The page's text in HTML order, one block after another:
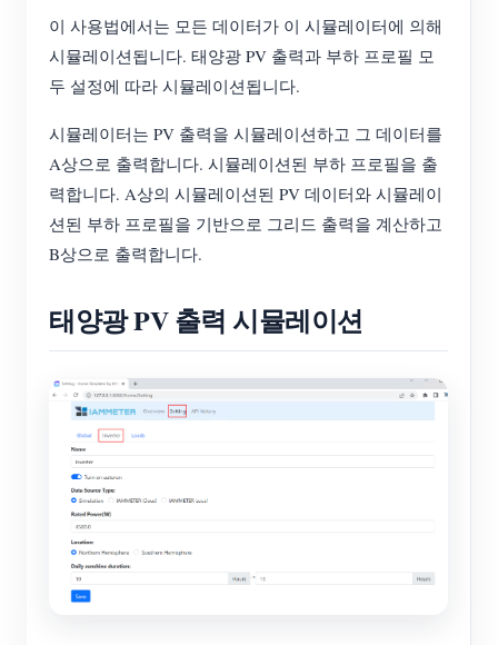
이 사용법에서는 모든 데이터가 이 시뮬레이터에 의해
시뮬레이션됩니다. 태양광 PV 출력과 부하 프로필 모
두 설정에 따라 시뮬레이션됩니다.
시뮬레이터는 PV 출력을 시뮬레이션하고 그 데이터를
A상으로 출력합니다. 시뮬레이션된 부하 프로필을 출
력합니다. A상의 시뮬레이션된 PV 데이터와 시뮬레이
션된 부하 프로필을 기반으로 그리드 출력을 계산하고
B상으로 출력합니다.
태양광 PV 출력 시뮬레이션